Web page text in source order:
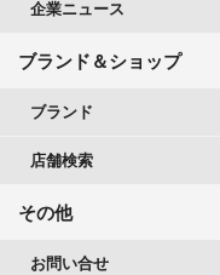
企業ニュース
ブランド＆ショップ
ブランド
店舗検索
その他
お問い合せ